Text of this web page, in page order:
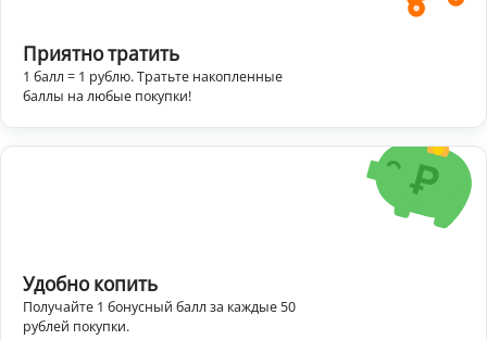
Приятно тратить
1 балл = 1 рублю. Тратьте накопленные
баллы на любые покупки!
Удобно копить
Получайте 1 бонусный балл за каждые 50
рублей покупки.